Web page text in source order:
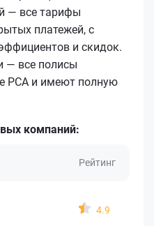
— все тарифы
платежей, с
и скидок.
— все полисы
РСА и имеют полную
компаний:
Рейтинг
4.9